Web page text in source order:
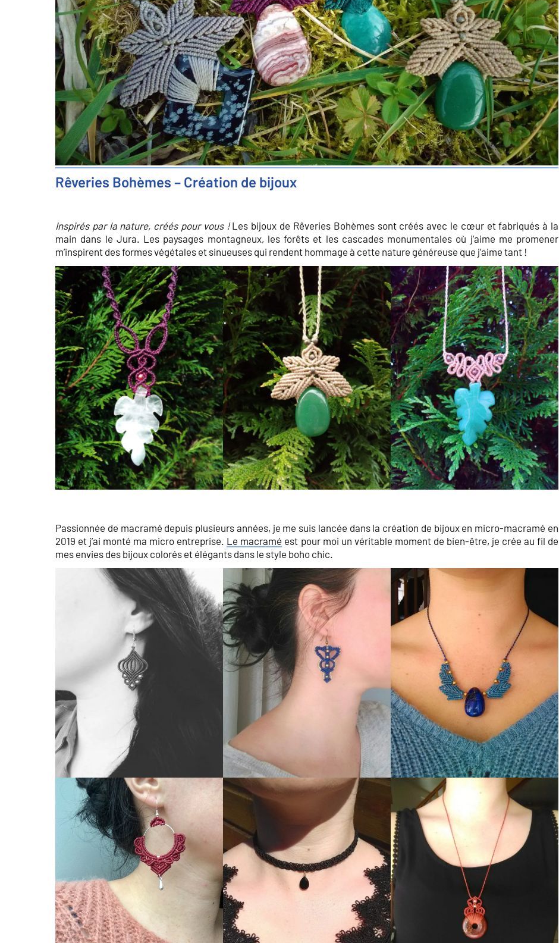
Rêveries Bohèmes – Création de bijoux
Inspirés par la nature, créés pour vous !Les bijoux de Rêveries Bohèmes sont créés avec le cœur et fabriqués à la
main dans le Jura. Les paysages montagneux, les forêts et les cascades monumentales où j’aime me promener
m’inspirent des formes végétales et sinueuses qui rendent hommage à cette nature généreuse que j’aime tant !
Passionnée de macramé depuis plusieurs années, je me suis lancée dans la création de bijoux en micro-macramé en
2019 et j’ai monté ma micro entreprise. Le macramé est pour moi un véritable moment de bien-être, je crée au fil de
mes envies des bijoux colorés et élégants dans le style boho chic.